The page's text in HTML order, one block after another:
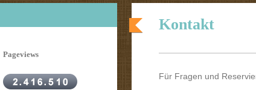
Kontakt
Für Fragen und
Pageviews